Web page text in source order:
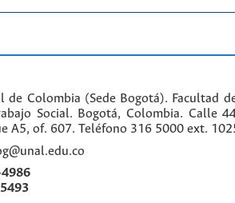
de Colombia (Sede Bogotá). Facultad
Social. Bogotá, Colombia. Calle
A5, of. 607. Teléfono 316 5000 ext.